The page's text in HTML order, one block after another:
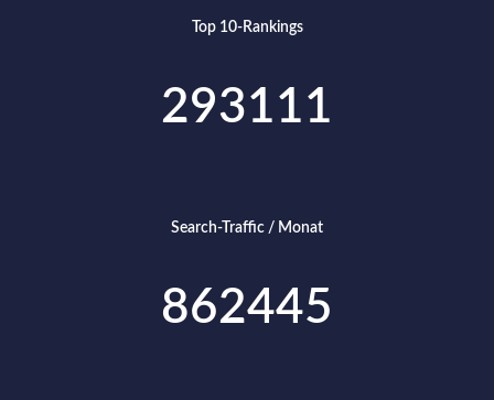
Top 10-Rankings
293111
Search-Traffic / Monat
862445